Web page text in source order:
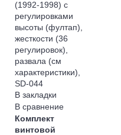
В закладки
В сравнение
Комплект
винтовой